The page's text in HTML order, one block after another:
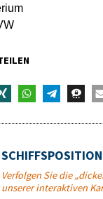
VW
Verfolgen Sie die
unserer interaktiven